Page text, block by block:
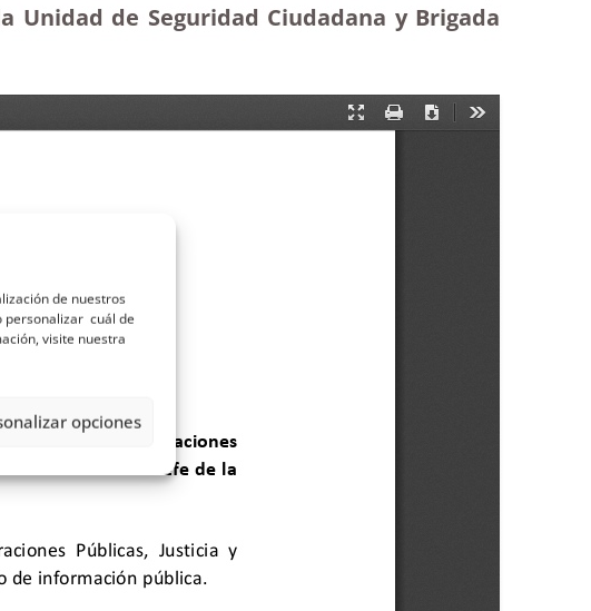
de nuestros
personalizar cuál de
visite nuestra
opciones
Unidad de Seguridad Ciudadana y Brigada